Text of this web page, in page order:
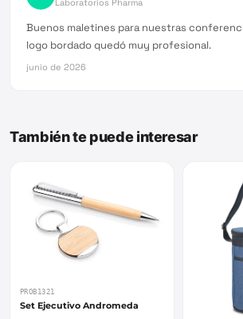
Laboratorios Pharma
Buenos maletines para nuestras
logo bordado quedó muy profesional.
junio de 2026
También te puede interesar
PROB1321
Set Ejecutivo Andromeda